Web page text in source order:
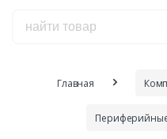
Главная
Периферийные